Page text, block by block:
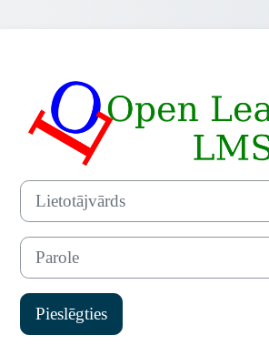
Izlaist līdz jauna konta veidošanai
Lietotājvārds
Parole
Pieslēgties